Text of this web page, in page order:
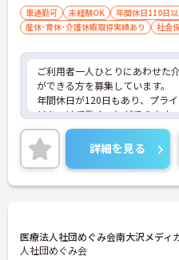
車通勤可 未経験OK 年間休日110日
産休･育休･介護休暇取得実績あり
社会
ご利用者一人ひとりにあわせた
ができる方を募集しています。
年間休日が120日もあり、プラ
リをつけて働くことができます。
ご興味のある方には、面接対策
に詳細をお話しいたしますので
さい！
詳細を見る
医療法人社団めぐみ会南大沢メディ
人社団めぐみ会